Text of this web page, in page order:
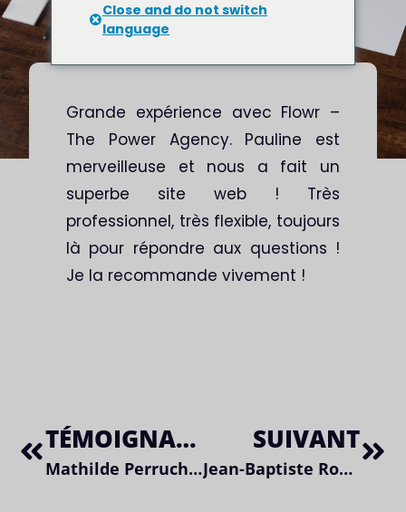
Grande expérience avec Flowr –
The Power Agency. Pauline est
merveilleuse et nous a fait un
superbe site web ! Très
professionnel, très flexible, toujours
là pour répondre aux questions !
Je la recommande vivement !
TÉMOIGNAGE PRÉCÈDENT
Mathilde Perruchot
SUIVANT
Jean-Baptiste Rousset
Close and do not switch
language